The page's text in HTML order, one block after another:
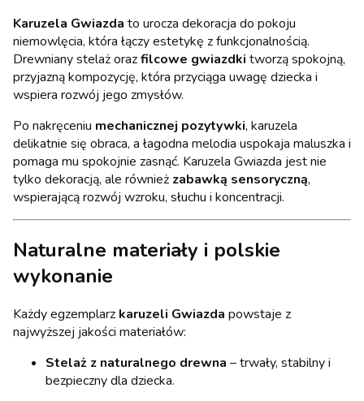
Karuzela Gwiazda to urocza dekoracja do pokoju
niemowlęcia, która łączy estetykę z funkcjonalnością.
Drewniany stelaż orazfilcowe gwiazdki tworzą spokojną,
przyjazną kompozycję, która przyciąga uwagę dziecka i
wspiera rozwój jego zmysłów.
Po nakręceniu mechanicznej pozytywki, karuzela
delikatnie się obraca, a łagodna melodia uspokaja maluszka i
pomaga mu spokojnie zasnąć. Karuzela Gwiazda jest nie
tylko dekoracją, ale również zabawką sensoryczną,
wspierającą rozwój wzroku, słuchu i koncentracji.
Naturalne materiały i polskie
wykonanie
Każdy egzemplarz karuzeli Gwiazda powstaje z
najwyższej jakości materiałów:
Stelaż z naturalnego drewna – trwały, stabilny i
bezpieczny dla dziecka.